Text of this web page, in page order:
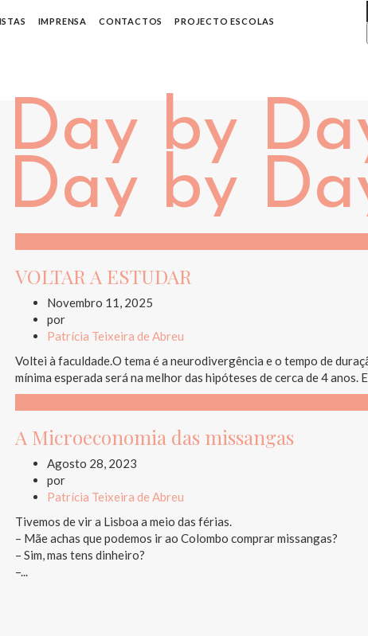
IMPRENSA CONTACTOS PROJECTO ESCOLAS
VOLTAR A ESTUDAR
Novembro 11, 2025
por
Patrícia Teixeira de Abreu
Voltei à faculdade.O tema é a neurodivergência e o tempo de
mínima esperada será na melhor das hipóteses de cerca de 4 anos.
A Microeconomia das missangas
Agosto 28, 2023
por
Patrícia Teixeira de Abreu
Tivemos de vir a Lisboa a meio das férias.
– Mãe achas que podemos ir ao Colombo comprar missangas?
– Sim, mas tens dinheiro?
–...